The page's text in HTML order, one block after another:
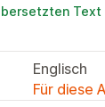
Text
Englisch
Für diese